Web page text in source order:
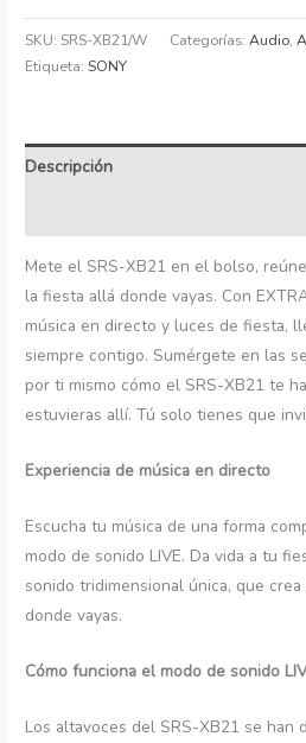
SKU:SRS-XB21/W Categorías:Audio,
Etiqueta:SONY
Descripción
Mete el SRS-XB21 en el bolso,
la fiesta allá donde vayas. Con
música en directo y luces de fiesta,
siempre contigo. Sumérgete en las
por ti mismo cómo el SRS-XB21 te
estuvieras allí. Tú solo tienes que
Experiencia de música en directo
Escucha tu música de una forma
modo de sonido LIVE. Da vida a tu
sonido tridimensional única, que
donde vayas.
Cómo funciona el modo de sonido
Los altavoces del SRS-XB21 se han